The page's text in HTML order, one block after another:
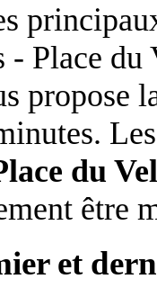
Place
propose
du
être
et